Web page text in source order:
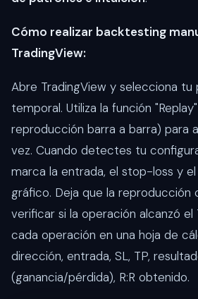
Cómo realizar backtesting
TradingView:
Abre TradingView y selecciona tu
temporal. Utiliza la función
reproducción barra a barra) para
vez. Cuando detectes tu
marca la entrada, el stop-loss y
gráfico. Deja que la reproducción
verificar si la operación alcanzó el
cada operación en una hoja de
dirección, entrada, SL, TP,
(ganancia/pérdida), R:R obtenido.